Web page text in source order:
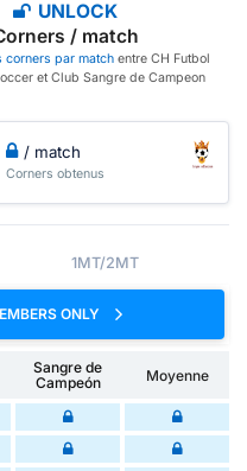
UNLOCK
/ match
corners par matchentre CH Futbol
et Club Sangre de Campeon
/ match
Corners obtenus
1MT/2MT
ONLY
Sangre de
Campeón
Moyenne